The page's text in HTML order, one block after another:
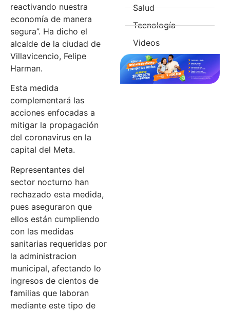
reactivando nuestra
economía de manera
segura”. Ha dicho el
alcalde de la ciudad de
Villavicencio, Felipe
Harman.
Esta medida
complementará las
acciones enfocadas a
mitigar la propagación
del coronavirus en la
capital del Meta.
Representantes del
sector nocturno han
rechazado esta medida,
pues aseguraron que
ellos están cumpliendo
con las medidas
sanitarias requeridas por
la administracion
municipal, afectando lo
ingresos de cientos de
familias que laboran
mediante este tipo de
Salud
Tecnología
Videos